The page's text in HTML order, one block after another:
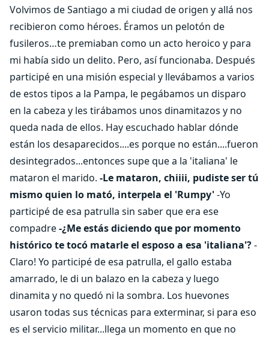
Volvimos de Santiago a mi ciudad de origen y allá nos
recibieron como héroes. Éramos un pelotón de
fusileros…te premiaban como un acto heroico y para
mi había sido un delito. Pero, así funcionaba. Después
participé en una misión especial y llevábamos a varios
de estos tipos a la Pampa, le pegábamos un disparo
en la cabeza y les tirábamos unos dinamitazos y no
queda nada de ellos. Hay escuchado hablar dónde
están los desaparecidos....es porque no están....fueron
desintegrados...entonces supe que a la 'italiana' le
mataron el marido. -Le mataron, chiiii, pudiste ser tú
mismo quien lo mató, interpela el 'Rumpy'-Yo
participé de esa patrulla sin saber que era ese
compadre-¿Me estás diciendo que por momento
histórico te tocó matarle el esposo a esa 'italiana'?-
Claro! Yo participé de esa patrulla, el gallo estaba
amarrado, le di un balazo en la cabeza y luego
dinamita y no quedó ni la sombra. Los huevones
usaron todas sus técnicas para exterminar, si para eso
es el servicio militar...llega un momento en que no